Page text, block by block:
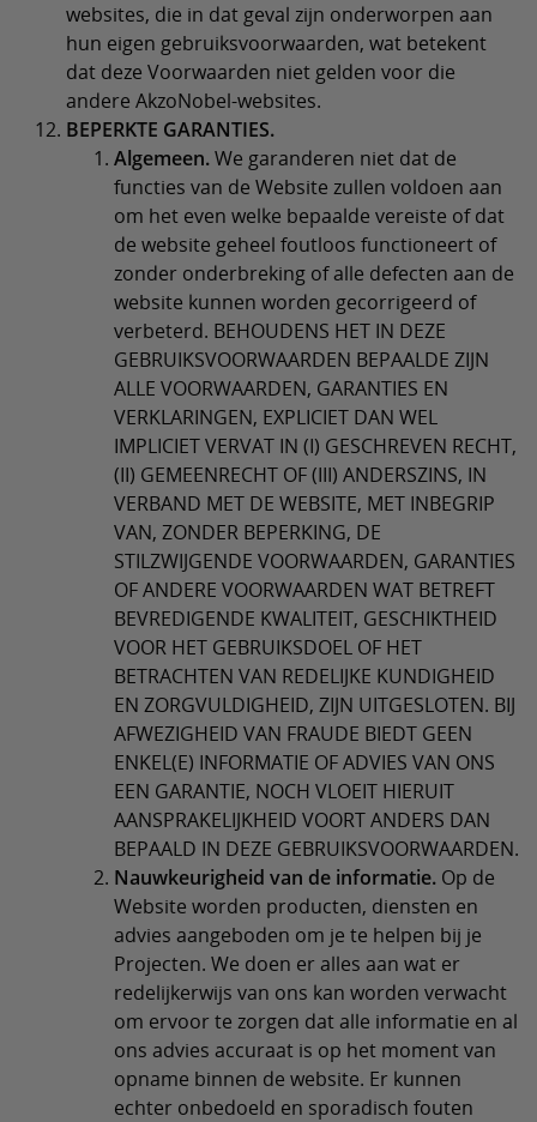
websites, die in dat geval zijn onderworpen aan
hun eigen gebruiksvoorwaarden, wat betekent
dat deze Voorwaarden niet gelden voor die
andere AkzoNobel-websites.
BEPERKTE GARANTIES.
Algemeen.We garanderen niet dat de
functies van de Website zullen voldoen aan
om het even welke bepaalde vereiste of dat
de website geheel foutloos functioneert of
zonder onderbreking of alle defecten aan de
website kunnen worden gecorrigeerd of
verbeterd. BEHOUDENS HET IN DEZE
GEBRUIKSVOORWAARDEN BEPAALDE ZIJN
ALLE VOORWAARDEN, GARANTIES EN
VERKLARINGEN, EXPLICIET DAN WEL
IMPLICIET VERVAT IN (I) GESCHREVEN RECHT,
(II) GEMEENRECHT OF (III) ANDERSZINS, IN
VERBAND MET DE WEBSITE, MET INBEGRIP
VAN, ZONDER BEPERKING, DE
STILZWIJGENDE VOORWAARDEN, GARANTIES
OF ANDERE VOORWAARDEN WAT BETREFT
BEVREDIGENDE KWALITEIT, GESCHIKTHEID
VOOR HET GEBRUIKSDOEL OF HET
BETRACHTEN VAN REDELIJKE KUNDIGHEID
EN ZORGVULDIGHEID, ZIJN UITGESLOTEN. BIJ
AFWEZIGHEID VAN FRAUDE BIEDT GEEN
ENKEL(E) INFORMATIE OF ADVIES VAN ONS
EEN GARANTIE, NOCH VLOEIT HIERUIT
AANSPRAKELIJKHEID VOORT ANDERS DAN
BEPAALD IN DEZE GEBRUIKSVOORWAARDEN.
Nauwkeurigheid van de informatie. Op de
Website worden producten, diensten en
advies aangeboden om je te helpen bij je
Projecten. We doen er alles aan wat er
redelijkerwijs van ons kan worden verwacht
om ervoor te zorgen dat alle informatie en al
ons advies accuraat is op het moment van
opname binnen de website. Er kunnen
echter onbedoeld en sporadisch fouten